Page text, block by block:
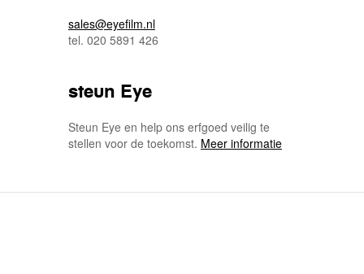
sales@eyefilm.nl
tel. 020 5891 426
steun Eye
Steun Eye en help ons erfgoed veilig te
stellen voor de toekomst. Meer informatie